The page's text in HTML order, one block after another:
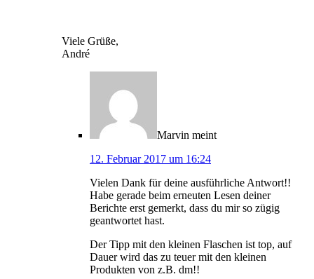
Viele Grüße,
André
Marvin meint
12. Februar 2017 um 16:24
Vielen Dank für deine ausführliche Antwort!!
Habe gerade beim erneuten Lesen deiner
Berichte erst gemerkt, dass du mir so zügig
geantwortet hast.
Der Tipp mit den kleinen Flaschen ist top, auf
Dauer wird das zu teuer mit den kleinen
Produkten von z.B. dm!!